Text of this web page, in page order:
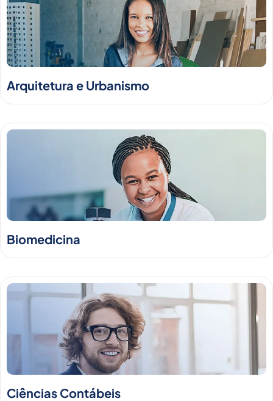
Arquitetura e Urbanismo
Biomedicina
Ciências Contábeis